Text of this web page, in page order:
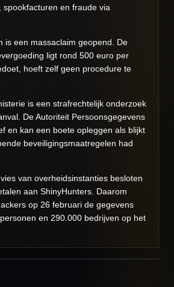
spookfacturen en fraude via
is een massaclaim geopend. De
ligt rond 500 euro per
hoeft zelf geen procedure te
is een strafrechtelijk onderzoek
De Autoriteit Persoonsgegevens
en kan een boete opleggen als blijkt
beveiligingsmaatregelen had
van overheidsinstanties besloten
aan ShinyHunters. Daarom
op 26 februari de gegevens
en 290.000 bedrijven op het